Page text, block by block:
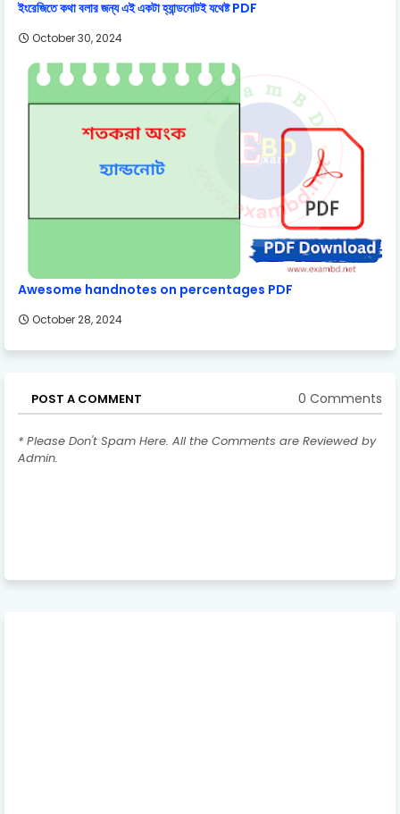
ইংরেজিতে কথা বলার জন্য এই একটা হ্যান্ডনোটই যথেষ্ট PDF
October 30, 2024
Awesome handnotes on percentages PDF
October 28, 2024
POST A COMMENT 0 Comments
* Please Don't Spam Here. All the Comments are Reviewed by
Admin.